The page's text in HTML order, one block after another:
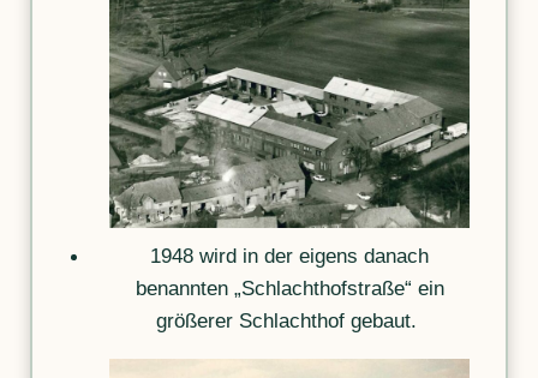
1948 wird in der eigens danach
benannten „Schlachthofstraße“ ein
größerer Schlachthof gebaut.